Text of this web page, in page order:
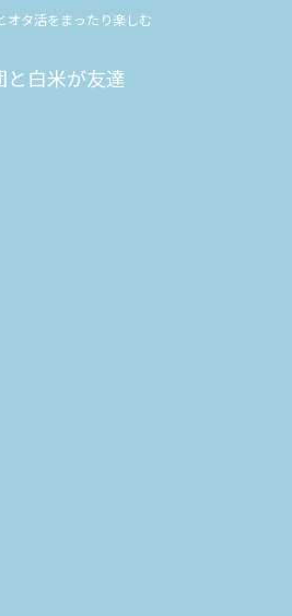
オタ活をまったり楽しむ
と白米が友達